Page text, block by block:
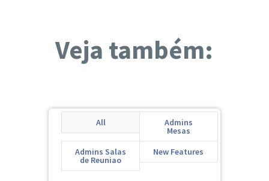
Veja também:
All Admins
Mesas
Admins Salas
de Reuniao
New Features